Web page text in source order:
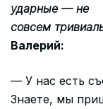
ударные — не
совсем
Валерий:
— У нас есть
Знаете, мы